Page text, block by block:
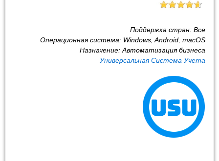
Поддержка стран: Все
Операционная система: Windows, Android, macOS
Назначение: Автоматизация бизнеса
Универсальная Система Учета